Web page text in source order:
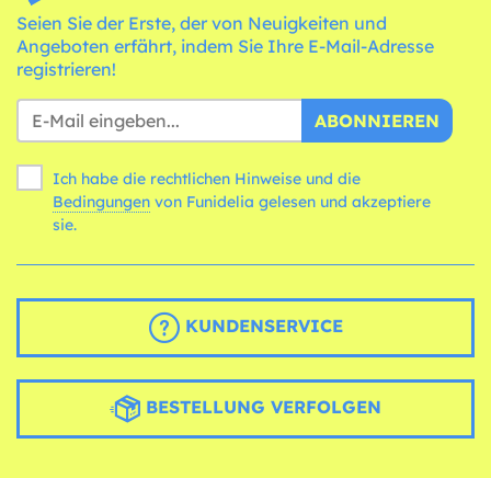
Seien Sie der Erste, der von Neuigkeiten und
Angeboten erfährt, indem Sie Ihre E-Mail-Adresse
registrieren!
ABONNIEREN
Ich habe die rechtlichen Hinweise und die
Bedingungen
sie.
KUNDENSERVICE
BESTELLUNG VERFOLGEN